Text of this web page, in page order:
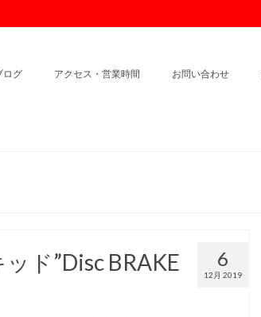
ログ アクセス・営業時間 お問い合わせ
6
12月 2019
ッド”Disc BRAKE